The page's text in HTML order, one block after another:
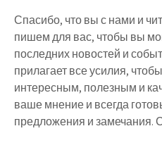
Спасибо, что вы с нами и
пишем для вас, чтобы вы
последних новостей и
прилагает все усилия,
интересным, полезным и
ваше мнение и всегда
предложения и замечания.